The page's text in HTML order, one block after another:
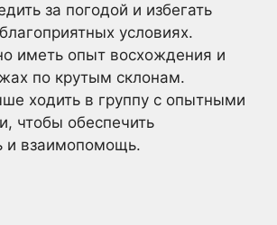
за погодой и избегать
условиях.
иметь опыт восхождения и
по крутым склонам.
ходить в группу с опытными
чтобы обеспечить
и взаимопомощь.